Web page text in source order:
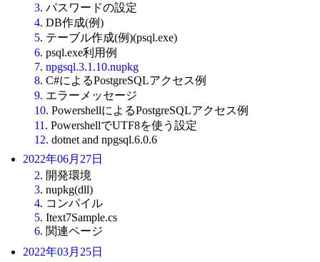
3. パスワードの設定
4. DB作成(例)
5. テーブル作成(例)(psql.exe)
6. psql.exe利用例
7. npgsql.3.1.10.nupkg
8. C#によるPostgreSQLアクセス例
9. エラーメッセージ
10. PowershellによるPostgreSQLアクセス例
11 . PowershellでUTF8を使う設定
12. dotnet and npgsql.6.0.6
2022年06月27日
2. 開発環境
3. nupkg(dll)
4. コンパイル
5. Itext7Sample.cs
6. 関連ページ
2022年03月25日